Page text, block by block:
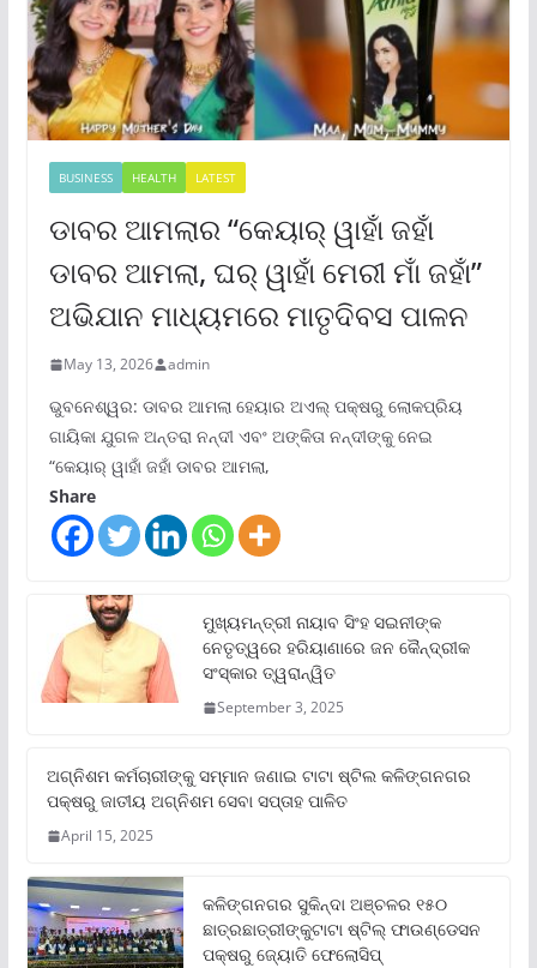
BUSINESS HEALTH LATEST
ଡାବର ଆମଲାର “କେୟାର୍ ୱାହାଁ ଜହାଁ
ଡାବର ଆମଲା, ଘର୍ ୱାହାଁ ମେରୀ ମାଁ ଜହାଁ”
ଅଭିଯାନ ମାଧ୍ୟମରେ ମାତୃଦିବସ ପାଳନ
May 13, 2026 admin
ଭୁବନେଶ୍ୱର: ଡାବର ଆମଲା ହେୟାର ଅଏଲ୍ ପକ୍ଷରୁ ଲୋକପ୍ରିୟ
ଗାୟିକା ଯୁଗଳ ଅନ୍ତରା ନନ୍ଦୀ ଏବଂ ଅଙ୍କିତା ନନ୍ଦୀଙ୍କୁ ନେଇ
“କେୟାର୍ ୱାହାଁ ଜହାଁ ଡାବର ଆମଲା,
Share
ମୁଖ୍ୟମନ୍ତ୍ରୀ ନାୟାବ ସିଂହ ସଇନୀଙ୍କ
ନେତୃତ୍ୱରେ ହରିୟାଣାରେ ଜନ କୈନ୍ଦ୍ରୀକ
ସଂସ୍କାର ତ୍ୱରାନ୍ୱିତ
September 3, 2025
ଅଗ୍ନିଶମ କର୍ମଚାରୀଙ୍କୁ ସମ୍ମାନ ଜଣାଇ ଟାଟା ଷ୍ଟିଲ କଳିଙ୍ଗନଗର
ପକ୍ଷରୁ ଜାତୀୟ ଅଗ୍ନିଶମ ସେବା ସପ୍ତାହ ପାଳିତ
April 15, 2025
କଳିଙ୍ଗନଗର ସୁକିନ୍ଦା ଅଞ୍ଚଳର ୧୫୦
ଛାତ୍ରଛାତ୍ରୀଙ୍କୁଟାଟା ଷ୍ଟିଲ୍ ଫାଉଣ୍ଡେସନ
ପକ୍ଷରୁ ଜ୍ୟୋତି ଫେଲୋସିପ୍‌